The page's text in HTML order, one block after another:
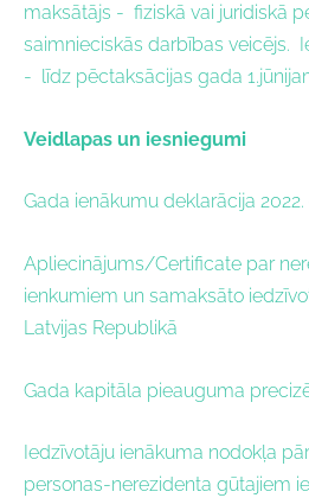
maksātājs - fiziskā vai juridiskā
saimnieciskās darbības veicējs.
- līdz pēctaksācijas gada
Veidlapas un iesniegumi
Gada ienākumu deklarācija
Apliecinājums/Certificate par
ienkumiem un samaksāto
Latvijas Republikā
Gada kapitāla pieauguma
Iedzīvotāju ienākuma nodokļa
personas-nerezidenta gūtajiem